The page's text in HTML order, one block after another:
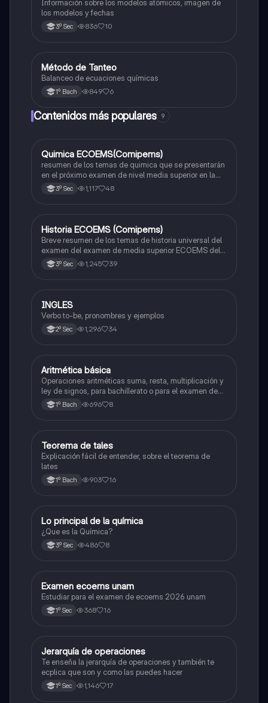
Información sobre los modelos atómicos, imagen de
los modelos y fechas
3º Sec 836 10
Química
Método de Tanteo
Balanceo de ecuaciones químicas
1º Bach 849 6
Contenidos más populares 9
Química
Quimica ECOEMS(Comipems)
resumen de los temas de quimica que se presentarán
en el próximo examen de nivel media superior en la
zona metropolitana de el valle de México
3º Sec 1,117 48
Historia
Historia ECOEMS (Comipems)
Breve resumen de los temas de historia universal del
examen del examen de media superior ECOEMS del
valle de México
3º Sec 1,245 39
Inglés
INGLES
Verbo to-be, pronombres y ejemplos
2º Sec 1,296 34
Matemáticas
Aritmética básica
Operaciones aritméticas suma, resta, multiplicación y
ley de signos, para bachillerato o para el examen de
admisión a la universidad
1º Bach 696 8
Matemáticas
Teorema de tales
Explicación fácil de entender, sobre el teorema de
lates
1º Bach 903 16
Química
Lo principal de la química
¿Que es la Química?
3º Sec 486 8
Español
Examen ecoems unam
Estudiar para el examen de ecoems 2026 unam
1º Sec 368 16
Matemáticas
Jerarquía de operaciones
Te enseña la jerarquía de operaciones y también te
ecplica que son y como las puedes hacer
1º Sec 1,146 17